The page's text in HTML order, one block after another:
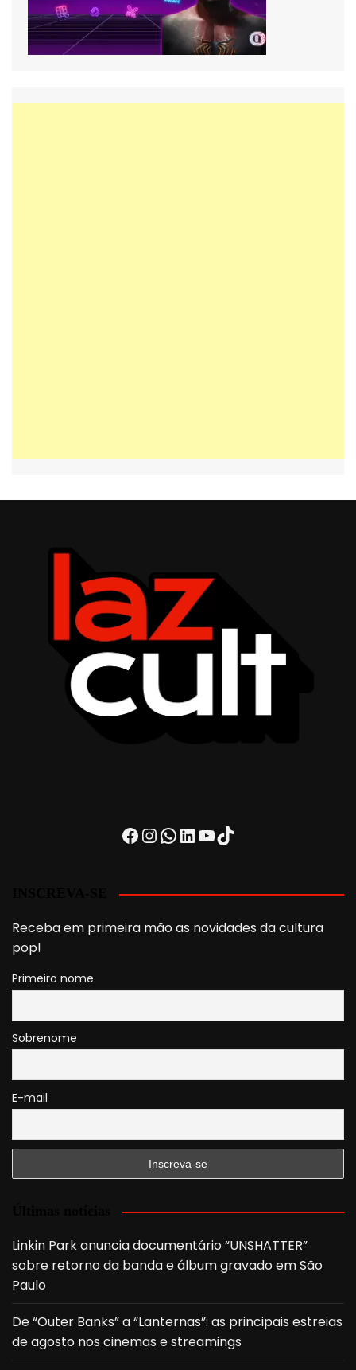
Facebook
Instagram
WhatsApp
LinkedIn
Youtube
TikTok
Receba em primeira mão as novidades da cultura
pop!
Primeiro nome
Sobrenome
E-mail
Linkin Park anuncia documentário “UNSHATTER”
sobre retorno da banda e álbum gravado em São
Paulo
De “Outer Banks” a “Lanternas”: as principais estreias
de agosto nos cinemas e streamings